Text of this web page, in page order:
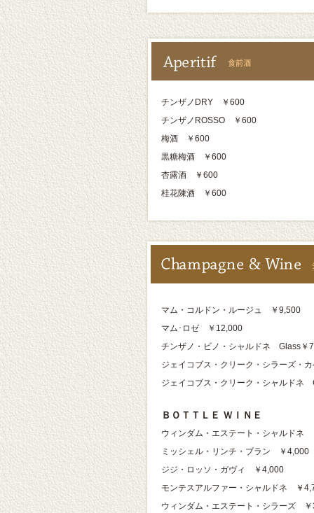
チンザノDRY ￥600
チンザノROSSO ￥600
梅酒 ￥600
黒糖梅酒 ￥600
杏露酒 ￥600
桂花陳酒 ￥600
マム・コルドン・ルージュ ￥9,500
マム･ロゼ ￥12,000
チンザノ・ビノ・シャルドネ Glass￥
ジェイコブス・クリーク・シラーズ・
ジェイコブス・クリーク・シャルドネ
ＢＯＴＴＬＥ ＷＩＮＥ
ウィンダム・エステート・シャルドネ
ミッシェル・リンチ・ブラン ￥4,000
ジジ・ロッソ・ガヴィ ￥4,000
モンテスアルファー・シャルドネ ￥
ウィンダム・エステート・シラーズ